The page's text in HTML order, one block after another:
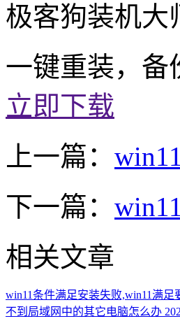
极客狗装机大
一键重装，备
立即下载
上一篇：
下一篇：
相关文章
win11条件满足安装失败,win11满足
不到局域网中的其它电脑怎么办